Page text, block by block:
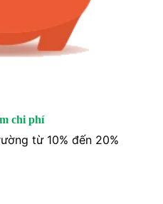
chi phí
từ 10% đến 20%